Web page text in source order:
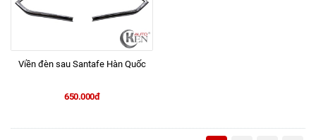
Viền đèn sau Santafe Hàn Quốc
650.000đ